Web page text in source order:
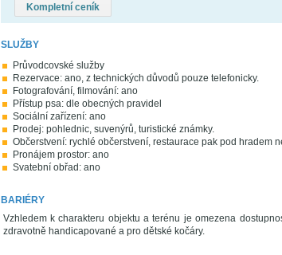
Kompletní ceník
SLUŽBY
Průvodcovské služby
Rezervace: ano, z technických důvodů pouze telefonicky.
Fotografování, filmování: ano
Přístup psa: dle obecných pravidel
Sociální zařízení: ano
Prodej: pohlednic, suvenýrů, turistické známky.
Občerstvení: rychlé občerstvení, restaurace pak pod hradem
Pronájem prostor: ano
Svatební obřad: ano
BARIÉRY
Vzhledem k charakteru objektu a terénu je omezena
zdravotně handicapované a pro dětské kočáry.